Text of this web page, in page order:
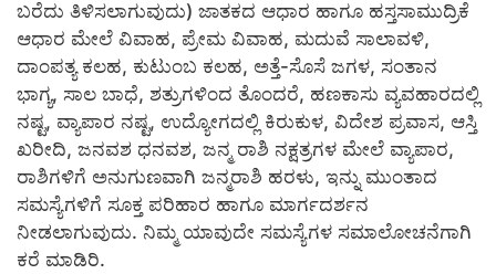
ಬರೆದು ತಿಳಿಸಲಾಗುವುದು) ಜಾತಕದ ಆಧಾರ ಹಾಗೂ ಹಸ್ತಸಾಮುದ್ರಿಕೆ
ಆಧಾರ ಮೇಲೆ ವಿವಾಹ, ಪ್ರೇಮ ವಿವಾಹ, ಮದುವೆ ಸಾಲಾವಳಿ,
ದಾಂಪತ್ಯ ಕಲಹ, ಕುಟುಂಬ ಕಲಹ, ಅತ್ತೆ-ಸೊಸೆ ಜಗಳ, ಸಂತಾನ
ಭಾಗ್ಯ, ಸಾಲ ಬಾಧೆ, ಶತ್ರುಗಳಿಂದ ತೊಂದರೆ, ಹಣಕಾಸು ವ್ಯವಹಾರದಲ್ಲಿ
ನಷ್ಟ, ವ್ಯಾಪಾರ ನಷ್ಟ, ಉದ್ಯೋಗದಲ್ಲಿ ಕಿರುಕುಳ, ವಿದೇಶ ಪ್ರವಾಸ, ಆಸ್ತಿ
ಖರೀದಿ, ಜನವಶ ಧನವಶ, ಜನ್ಮ ರಾಶಿ ನಕ್ಷತ್ರಗಳ ಮೇಲೆ ವ್ಯಾಪಾರ,
ರಾಶಿಗಳಿಗೆ ಅನುಗುಣವಾಗಿ ಜನ್ಮರಾಶಿ ಹರಳು, ಇನ್ನು ಮುಂತಾದ
ಸಮಸ್ಯೆಗಳಿಗೆ ಸೂಕ್ತ ಪರಿಹಾರ ಹಾಗೂ ಮಾರ್ಗದರ್ಶನ
ನೀಡಲಾಗುವುದು. ನಿಮ್ಮ ಯಾವುದೇ ಸಮಸ್ಯೆಗಳ ಸಮಾಲೋಚನೆಗಾಗಿ
ಕರೆ ಮಾಡಿರಿ.